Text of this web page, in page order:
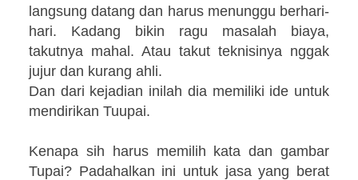
langsung datang dan harus menunggu berhari-
hari. Kadang bikin ragu masalah biaya,
takutnya mahal. Atau takut teknisinya nggak
jujur dan kurang ahli.
Dan dari kejadian inilah dia memiliki ide untuk
mendirikan Tuupai.
Kenapa sih harus memilih kata dan gambar
Tupai? Padahalkan ini untuk jasa yang berat